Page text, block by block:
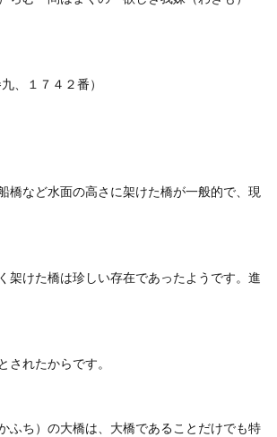
、１７４２番）
など水面の高さに架けた橋が一般的で、現
架けた橋は珍しい存在であったようです。進
れたからです。
ち）の大橋は、大橋であることだけでも特